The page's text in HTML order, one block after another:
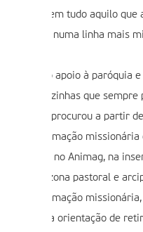
e em tudo aquilo que
crescer numa linha mais
deixar o apoio à paróquia
vizinhas que sempre
procurou a partir
da animação missionária
no Animag, na
da zona pastoral e
da animação
na orientação de